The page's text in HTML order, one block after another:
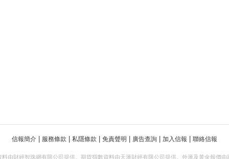
信報簡介 服務條款 私隱條款 免責聲明 廣告查詢 加入信報 聯絡信報
料由財經智珠網有限公司提供。期貨指數資料由天滙財經有限公司提供。外滙及黃金報價由